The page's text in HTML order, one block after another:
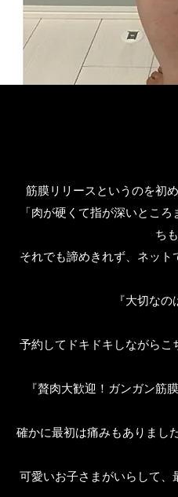
筋膜リリースというのを初
「肉が硬くて指が深いとこ
ち
それでも諦めきれず、ネッ
『大切な
予約してドキドキしながら
『贅肉大歓迎！ガンガン
確かに最初は痛みもありまし
可愛いお子さまがいらして